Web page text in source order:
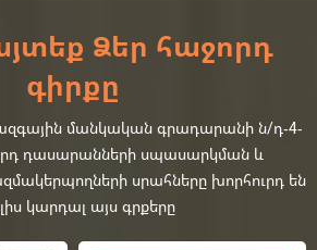
Ձեր հաջորդ
գիրքը
մանկական գրադարանի ն/դ-4-
րդ դասարանների սպասարկման և
սրահները խորհուրդ են
կարդալ այս գրքերը